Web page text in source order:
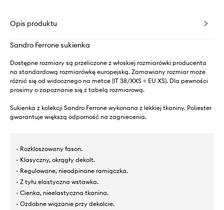
Opis produktu
Sandro Ferrone sukienka
Dostępne rozmiary są przeliczone z włoskiej rozmiarówki producenta
na standardową rozmiarówkę europejską. Zamawiany rozmiar może
różnić się od widocznego na metce (IT 38/XXS = EU XS). Dla pewności
prosimy o zapoznanie się z tabelą rozmiarową.
Sukienka z kolekcji Sandro Ferrone wykonana z lekkiej tkaniny. Poliester
gwarantuje większą odporność na zagniecenia.
- Rozkloszowany fason.
- Klasyczny, okrągły dekolt.
- Regulowane, nieodpinane ramiączka.
- Z tyłu elastyczna wstawka.
- Cienka, nieelastyczna tkanina.
- Ozdobne wiązanie przy dekolcie.